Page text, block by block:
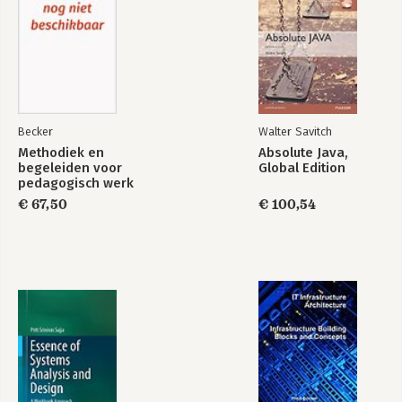
geriatrie en ouderenzorg. Daarnaast biedt het boek een
actuele bijdrage voor de sociaal agogische hulpverleners die
momenteel werkzaam zijn in sociale wijkteams en de
Becker
Methodiek en
begeleiden voor
pedagogisch werk
(combi)
€ 67,50
Walter Savitch
Absolute Java,
Global Edition
€ 100,54